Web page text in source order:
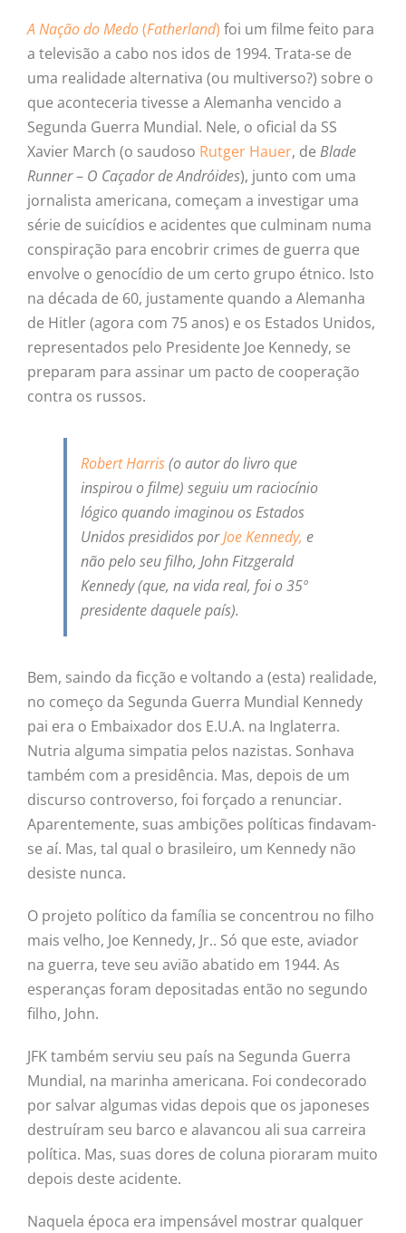
A Nação do Medo(Fatherland) foi um filme feito para
a televisão a cabo nos idos de 1994. Trata-se de
uma realidade alternativa (ou multiverso?) sobre o
que aconteceria tivesse a Alemanha vencido a
Segunda Guerra Mundial. Nele, o oficial da SS
Xavier March (o saudoso Rutger Hauer, de Blade
Runner– O Caçador de Andróides), junto com uma
jornalista americana, começam a investigar uma
série de suicídios e acidentes que culminam numa
conspiração para encobrir crimes de guerra que
envolve o genocídio de um certo grupo étnico. Isto
na década de 60, justamente quando a Alemanha
de Hitler (agora com 75 anos) e os Estados Unidos,
representados pelo Presidente Joe Kennedy, se
preparam para assinar um pacto de cooperação
contra os russos.
Robert Harris(o autor do livro que
inspirou o filme) seguiu um raciocínio
lógico quando imaginou os Estados
Unidos presididos porJoe Kennedy, e
não pelo seu filho, John Fitzgerald
Kennedy (que, na vida real, foi o 35º
presidente daquele país).
Bem, saindo da ficção e voltando a (esta) realidade,
no começo da Segunda Guerra Mundial Kennedy
pai era o Embaixador dos E.U.A. na Inglaterra.
Nutria alguma simpatia pelos nazistas. Sonhava
também com a presidência. Mas, depois de um
discurso controverso, foi forçado a renunciar.
Aparentemente, suas ambições políticas findavam-
se aí. Mas, tal qual o brasileiro, um Kennedy não
desiste nunca.
O projeto político da família se concentrou no filho
mais velho, Joe Kennedy, Jr.. Só que este, aviador
na guerra, teve seu avião abatido em 1944. As
esperanças foram depositadas então no segundo
filho, John.
JFK também serviu seu país na Segunda Guerra
Mundial, na marinha americana. Foi condecorado
por salvar algumas vidas depois que os japoneses
destruíram seu barco e alavancou ali sua carreira
política. Mas, suas dores de coluna pioraram muito
depois deste acidente.
Naquela época era impensável mostrar qualquer